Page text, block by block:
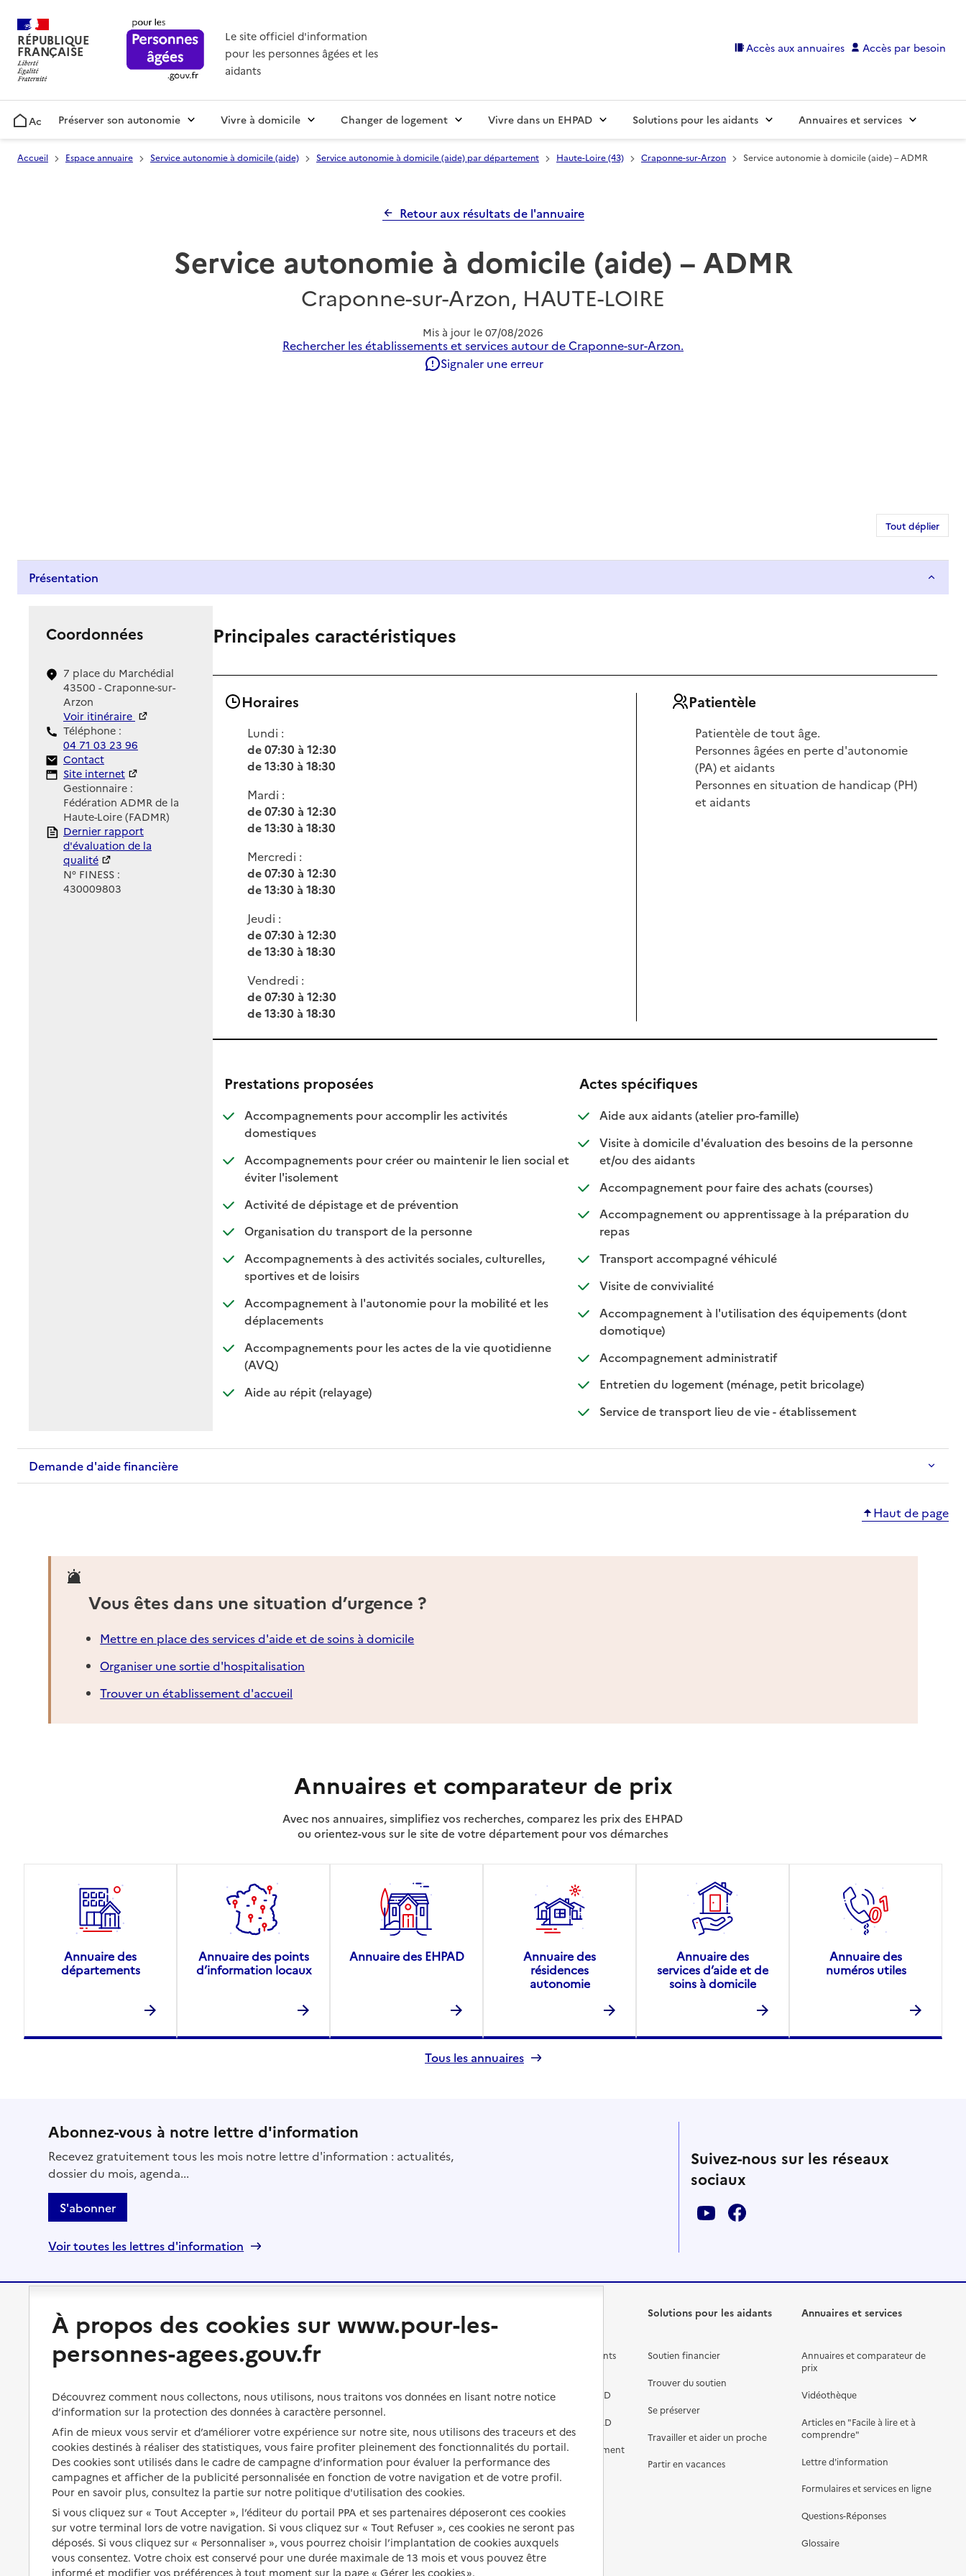
RÉPUBLIQUE
FRANÇAISE
Le site officiel d'information
pour les personnes âgées et les
aidants
Accès aux annuaires Accès par besoin
AccueilPréserver son autonomie Vivre à domicile Changer de logement Vivre dans un EHPAD Solutions pour les aidants Annuaires et services
Accueil Espace annuaire Service autonomie à domicile (aide) Service autonomie à domicile (aide) par département Haute-Loire (43) Craponne-sur-Arzon Service autonomie à domicile (aide) – ADMR
Retour aux résultats de l'annuaire
Service autonomie à domicile (aide) – ADMR
Craponne-sur-Arzon, HAUTE-LOIRE
Mis à jour le 07/08/2026
Rechercher les établissements et services autour de Craponne-sur-Arzon.
Signaler une erreur
Tout déplier
Présentation
Coordonnées
7 place du Marchédial
43500 - Craponne-sur-
Arzon
Voir itinéraire
Téléphone :
04 71 03 23 96
Contact
Contact
Site Internet
Site internet
Gestionnaire :
Fédération ADMR de la
Haute-Loire (FADMR)
Rapport HAS
Dernier rapport
d'évaluation de la
qualité
N° FINESS :
430009803
Principales caractéristiques
Horaires
Lundi :
de 07:30 à 12:30
de 13:30 à 18:30
Mardi :
de 07:30 à 12:30
de 13:30 à 18:30
Mercredi :
de 07:30 à 12:30
de 13:30 à 18:30
Jeudi :
de 07:30 à 12:30
de 13:30 à 18:30
Vendredi :
de 07:30 à 12:30
de 13:30 à 18:30
Patientèle
Patientèle de tout âge.
Personnes âgées en perte d'autonomie
(PA) et aidants
Personnes en situation de handicap (PH)
et aidants
Prestations proposées
Accompagnements pour accomplir les activités
domestiques: disponible
: non disponible
Accompagnements pour créer ou maintenir le lien social et
éviter l'isolement: disponible
: non disponible
Activité de dépistage et de prévention: disponible
: non disponible
Organisation du transport de la personne: disponible
: non disponible
Accompagnements à des activités sociales, culturelles,
sportives et de loisirs: disponible
: non disponible
Accompagnement à l'autonomie pour la mobilité et les
déplacements: disponible
: non disponible
Accompagnements pour les actes de la vie quotidienne
(AVQ)
: disponible
: non disponible
Aide au répit (relayage): disponible
: non disponible
Actes spécifiques
Aide aux aidants (atelier pro-famille): disponible
: non disponible
Visite à domicile d'évaluation des besoins de la personne
et/ou des aidants: disponible
: non disponible
Accompagnement pour faire des achats (courses): disponible
: non disponible
Accompagnement ou apprentissage à la préparation du
repas
: disponible
: non disponible
Transport accompagné véhiculé: disponible
: non disponible
Visite de convivialité: disponible
: non disponible
Accompagnement à l'utilisation des équipements (dont
domotique): disponible
: non disponible
Accompagnement administratif: disponible
: non disponible
Entretien du logement (ménage, petit bricolage): disponible
: non disponible
Service de transport lieu de vie - établissement: disponible
: non disponible
Demande d'aide financière
Haut de page
Vous êtes dans une situation d’urgence ?
Mettre en place des services d'aide et de soins à domicile
Organiser une sortie d'hospitalisation
Trouver un établissement d'accueil
Annuaires et comparateur de prix
Avec nos annuaires, simplifiez vos recherches, comparez les prix des EHPAD
ou orientez-vous sur le site de votre département pour vos démarches
Annuaire des
départements
Annuaire des points
d’information locaux
Annuaire des EHPAD
Annuaire des
résidences
autonomie
Annuaire des
services d’aide et de
soins à domicile
Annuaire des
numéros utiles
Tous les annuaires
Abonnez-vous à notre lettre d'information
Recevez gratuitement tous les mois notre lettre d'information : actualités,
dossier du mois, agenda...
S'abonner
Voir toutes les lettres d'information
Suivez-nous sur les réseaux
sociaux
Préserver son autonomie
Perte d'autonomie : évaluation
et droits
Aménager son logement et
s'équiper
Préserver son autonomie et sa
santé
Organiser à l'avance sa propre
protection
Les mesures de protection
Les obligations de la famille
À qui s’adresser ?
Bénéficier d'aide à domicile
Aides financières
Solutions d'accueil temporaire
Partager son logement
Vivre à domicile avec une
maladie ou un handicap
Être hospitalisé
Fin de vie à domicile
services pour seniors
Vivre en accueil familial
Autres solutions de logement
Les différents établissements
Préparer l'entrée en EHPAD
Aides financières en EHPAD
Prévention, accompagnement
et soins
Comprendre les prix en
Droits en EHPAD
Fin de vie en EHPAD
Solutions pour les aidants
Soutien financier
Trouver du soutien
Se préserver
Travailler et aider un proche
Partir en vacances
Annuaires et services
Annuaires et comparateur de
prix
Vidéothèque
Articles en "Facile à lire et à
comprendre"
Lettre d'information
Formulaires et services en ligne
Questions-Réponses
Glossaire
À propos des cookies sur www.pour-les-
personnes-agees.gouv.fr
Découvrez comment nous collectons, nous utilisons, nous traitons vos données en lisant notre notice
d’information sur la protection des données à caractère personnel.
Afin de mieux vous servir et d’améliorer votre expérience sur notre site, nous utilisons des traceurs et des
cookies destinés à réaliser des statistiques, vous faire profiter pleinement des fonctionnalités du portail.
Des cookies sont utilisés dans le cadre de campagne d’information pour évaluer la performance des
campagnes et afficher de la publicité personnalisée en fonction de votre navigation et de votre profil.
Pour en savoir plus, consultez la partie sur notre politique d'utilisation des cookies.
Si vous cliquez sur « Tout Accepter », l’éditeur du portail PPA et ses partenaires déposeront ces cookies
sur votre terminal lors de votre navigation. Si vous cliquez sur « Tout Refuser », ces cookies ne seront pas
déposés. Si vous cliquez sur « Personnaliser », vous pourrez choisir l’implantation de cookies auxquels
vous consentez. Votre choix est conservé pour une durée maximale de 13 mois et vous pouvez être
informé et modifier vos préférences à tout moment sur la page « Gérer les cookies ».